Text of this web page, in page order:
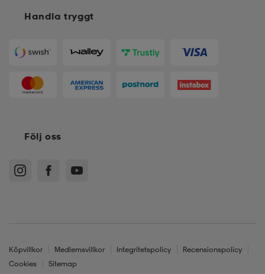
Handla tryggt
Följ oss
Köpvillkor Medlemsvillkor Integritetspolicy
Recensionspolicy
Cookies
Sitemap